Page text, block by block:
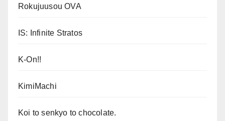
Rokujuusou OVA
IS: Infinite Stratos
K-On!!
KimiMachi
Koi to senkyo to chocolate.